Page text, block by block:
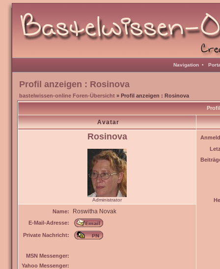
Navigation •
Profil anzeigen : Rosinova
bastelwissen-online Foren-Übersicht » Profil anzeigen : Rosinova
Avatar
Rosinova
Administrator
Name:
Roswitha Novak
E-Mail-Adresse:
Private Nachricht:
MSN Messenger:
Yahoo Messenger: